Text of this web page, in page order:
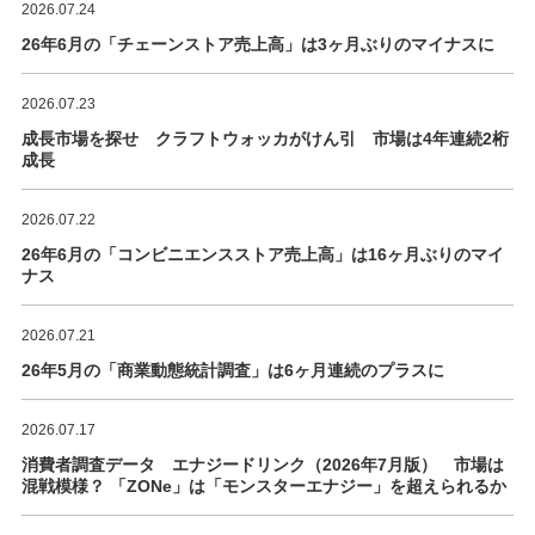
2026.07.24
26年6月の「チェーンストア売上高」は3ヶ月ぶりのマイナスに
2026.07.23
成長市場を探せ クラフトウォッカがけん引 市場は4年連続2桁
成長
2026.07.22
26年6月の「コンビニエンスストア売上高」は16ヶ月ぶりのマイ
ナス
2026.07.21
26年5月の「商業動態統計調査」は6ヶ月連続のプラスに
2026.07.17
消費者調査データ エナジードリンク（2026年7月版） 市場は
混戦模様？ 「ZONe」は「モンスターエナジー」を超えられるか